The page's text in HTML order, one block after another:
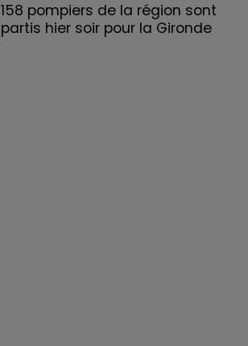
158 pompiers de la région sont
partis hier soir pour la Gironde